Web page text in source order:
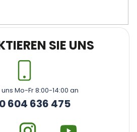
SIE UNS
Mo-Fr 8:00-14:00 an
604 636 475